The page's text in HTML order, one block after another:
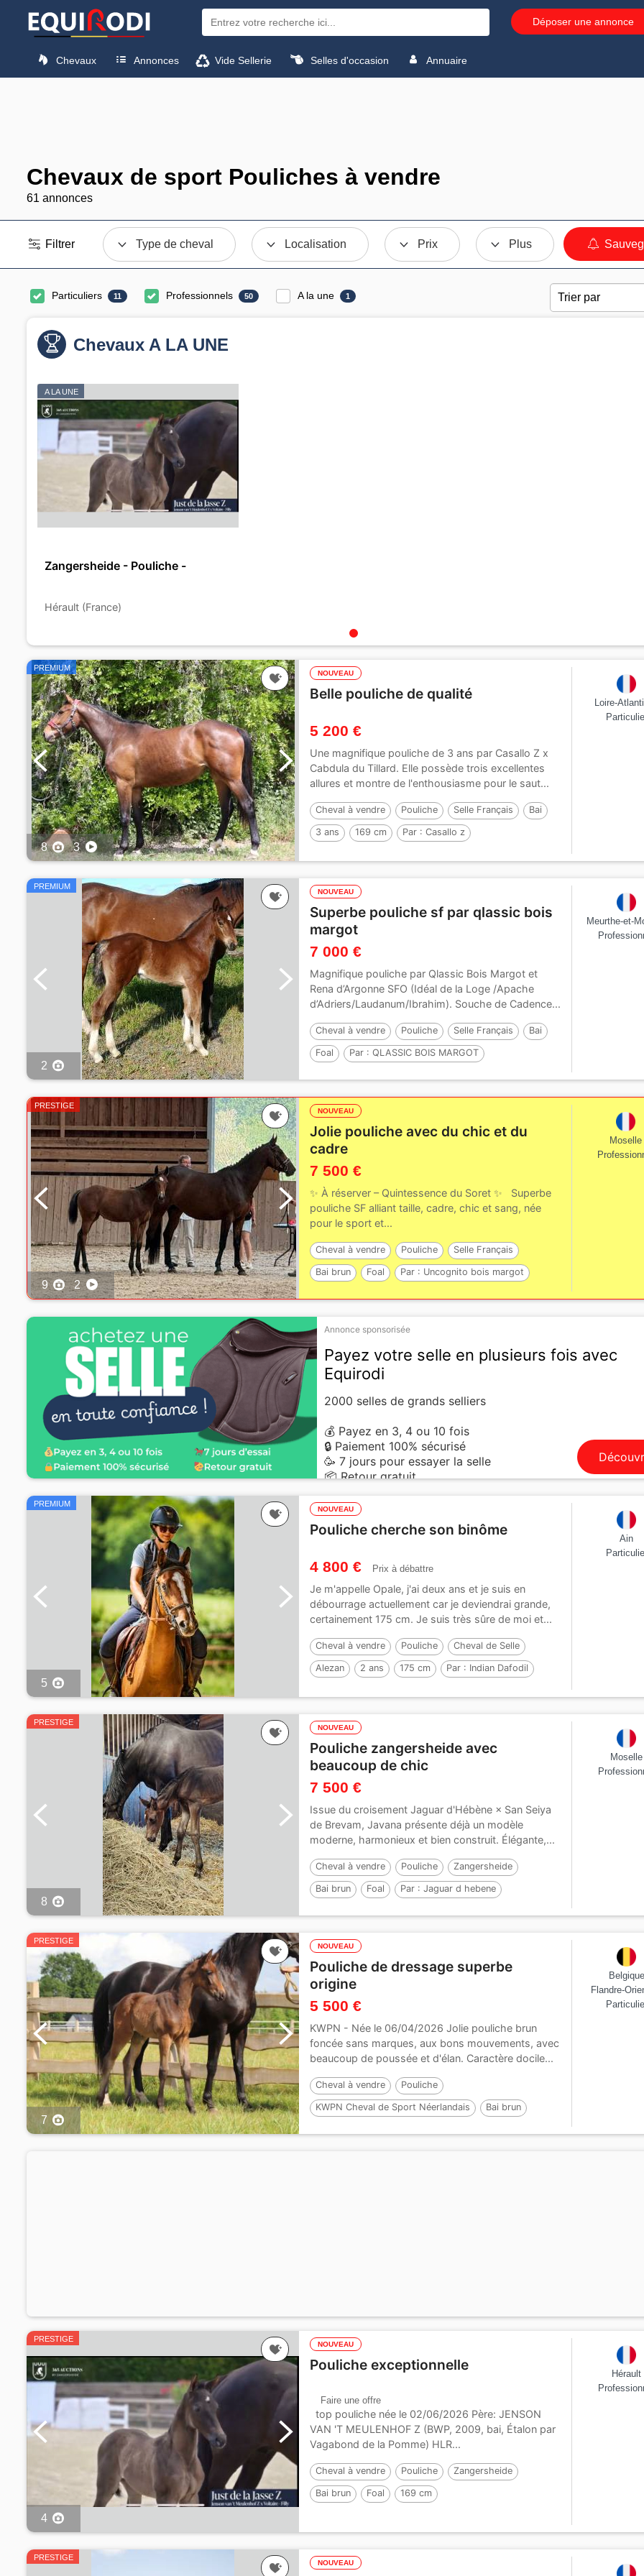
Déposer une annonce
Chevaux Annonces Vide Sellerie Selles d'occasion Annuaire
Chevaux de sport Pouliches à vendre
61 annonces
Filtrer Type de cheval Localisation Prix Plus
Particuliers 11 Professionnels 50 A la une 1
Chevaux A LA UNE
A LA UNE
Zangersheide - Pouliche -
Hérault (France)
PREMIUM
8 3
NOUVEAU
Belle pouliche de qualité
5 200 €
Une magnifique pouliche de 3 ans par Casallo Z x
Cabdula du Tillard. Elle possède trois excellentes
allures et montre de l'enthousiasme pour le saut...
Cheval à vendre Pouliche Selle Français Bai
3 ans 169 cm Par :Casallo z
Loire-
PREMIUM
2
NOUVEAU
Superbe pouliche sf par qlassic bois
margot
7 000 €
Magnifique pouliche par Qlassic Bois Margot et
Rena d’Argonne SFO (Idéal de la Loge /Apache
d’Adriers/Laudanum/Ibrahim). Souche de Cadence...
Cheval à vendre Pouliche Selle Français Bai
Foal Par :QLASSIC BOIS MARGOT
Meurthe-et-
PRESTIGE
9 2
NOUVEAU
Jolie pouliche avec du chic et du
cadre
7 500 €
✨ À réserver – Quintessence du Soret ✨ Superbe
pouliche SF alliant taille, cadre, chic et sang, née
pour le sport et...
Cheval à vendre Pouliche Selle Français
Bai brun Foal Par : Uncognito bois margot
Moselle
Annonce sponsorisée
Payez votre selle en plusieurs fois avec
Equirodi
2000 selles de grands selliers
💰 Payez en 3, 4 ou 10 fois
🔒 Paiement 100% sécurisé
🥳 7 jours pour essayer la selle
📦 Retour gratuit
PREMIUM
5
NOUVEAU
Pouliche cherche son binôme
4 800 € Prix à débattre
Je m'appelle Opale, j'ai deux ans et je suis en
débourrage actuellement car je deviendrai grande,
certainement 175 cm. Je suis très sûre de moi et...
Cheval à vendre Pouliche Cheval de Selle
Alezan 2 ans 175 cm Par : Indian Dafodil
Ain
PRESTIGE
8
NOUVEAU
Pouliche zangersheide avec
beaucoup de chic
7 500 €
Issue du croisement Jaguar d'Hébène × San Seiya
de Brevam, Javana présente déjà un modèle
moderne, harmonieux et bien construit. Élégante,...
Cheval à vendre Pouliche Zangersheide
Bai brun Foal Par :Jaguar d hebene
Moselle
PRESTIGE
7
NOUVEAU
Pouliche de dressage superbe
origine
5 500 €
KWPN - Née le 06/04/2026 Jolie pouliche brun
foncée sans marques, aux bons mouvements, avec
beaucoup de poussée et d'élan. Caractère docile...
Cheval à vendre Pouliche
KWPN Cheval de Sport Néerlandais Bai brun
Belgique
Flandre-
PRESTIGE
4
NOUVEAU
Pouliche exceptionnelle
Faire une offre
top pouliche née le 02/06/2026 Père: JENSON
VAN 'T MEULENHOF Z (BWP, 2009, bai, Étalon par
Vagabond de la Pomme) HLR...
Cheval à vendre Pouliche Zangersheide
Bai brun Foal 169 cm
Hérault
PRESTIGE
NOUVEAU